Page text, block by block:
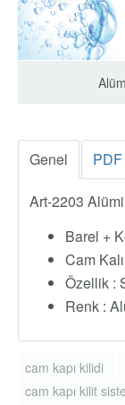
Genel PDF
Art-2203
Barel +
Cam
Özellik :
Renk :
cam kapı kilidi
cam kapı kilit